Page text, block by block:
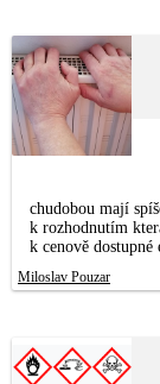
chudobou mají
k rozhodnutím
k cenově dostupné
Miloslav Pouzar